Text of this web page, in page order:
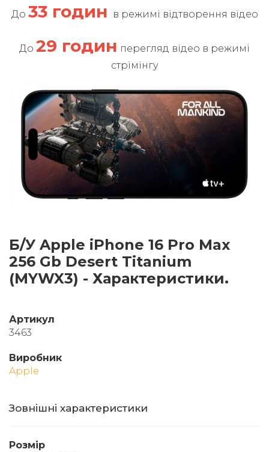
До 33 годин в режимі відтворення відео
До 29 годин перегляд відео в режимі
стрімінгу
Б/У Apple iPhone 16 Pro Max
256 Gb Desert Titanium
(MYWX3) - Характеристики.
Артикул
3463
Виробник
Apple
Зовнішні характеристики
Розмір